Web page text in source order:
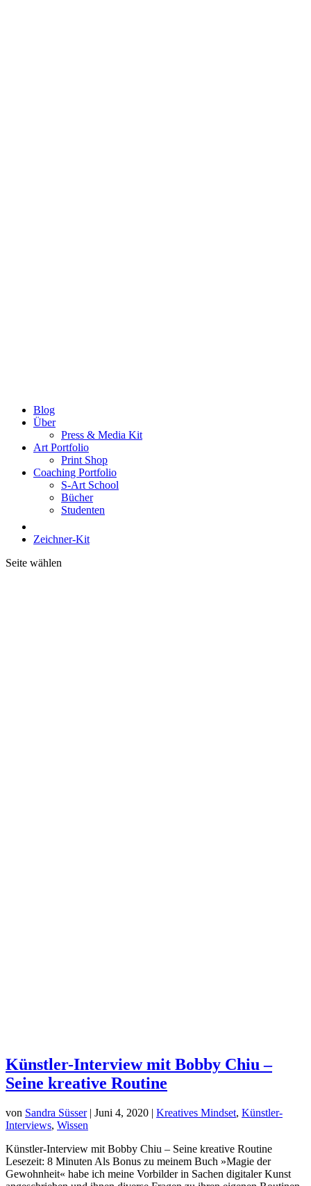
Blog
Über
Press & Media Kit
Art Portfolio
Print Shop
Coaching Portfolio
S-Art School
Bücher
Studenten
Zeichner-Kit
Seite wählen
Künstler-Interview mit Bobby Chiu –
Seine kreative Routine
von Sandra Süsser| Juni 4, 2020 | Kreatives Mindset, Künstler-
Interviews, Wissen
Künstler-Interview mit Bobby Chiu – Seine kreative Routine
Lesezeit: 8 Minuten Als Bonus zu meinem Buch »Magie der
Gewohnheit« habe ich meine Vorbilder in Sachen digitaler Kunst